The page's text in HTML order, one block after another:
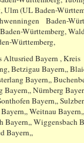
Ulm (UL Baden-
Baden-
Württemberg,
Württemberg,
Altusried Bayern , Kreis
Betzigau Bayern,,
Bayern,,
Bayern,, Nürnberg
Bayern,,
Weitnau
Bayern,, Wiggensbach
Bayern,,